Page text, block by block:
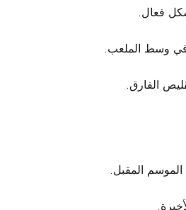
فعال.
في وسط الملعب.
الفارق.
المقبل.